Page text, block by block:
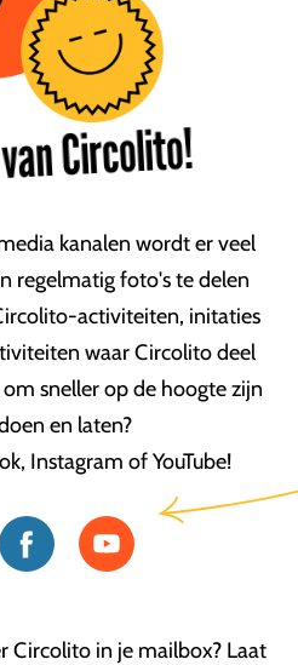
Circolito!
kanalen wordt er veel
regelmatig foto's te delen
activiteiten, initaties
waar Circolito deel
sneller op de hoogte zijn
en laten?
Instagram of YouTube!
Circolito in je mailbox? Laat